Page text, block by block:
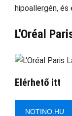
hipoallergén, és
L'Oréal
Elérhető itt
NOTINO.HU